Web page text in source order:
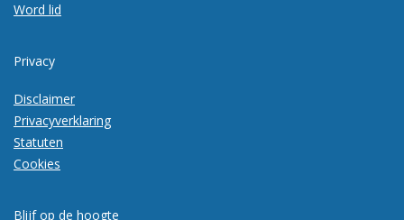
Word lid
Privacy
Disclaimer
Privacyverklaring
Statuten
Cookies
Blijf op de hoogte